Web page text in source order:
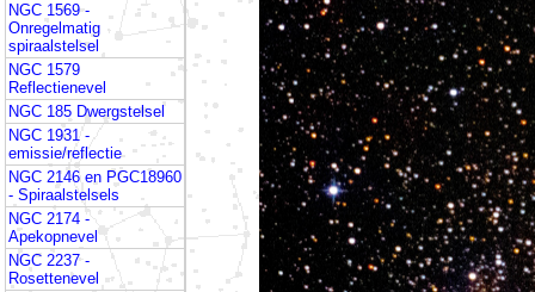
NGC 1569 -
Onregelmatig
spiraalstelsel
NGC 1579
Reflectienevel
NGC 185 Dwergstelsel
NGC 1931 -
emissie/reflectie
NGC 2146 en PGC18960
- Spiraalstelsels
NGC 2174 -
Apekopnevel
NGC 2237 -
Rosettenevel